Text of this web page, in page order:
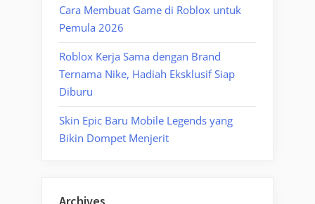
Cara Membuat Game di Roblox untuk
Pemula 2026
Roblox Kerja Sama dengan Brand
Ternama Nike, Hadiah Eksklusif Siap
Diburu
Skin Epic Baru Mobile Legends yang
Bikin Dompet Menjerit